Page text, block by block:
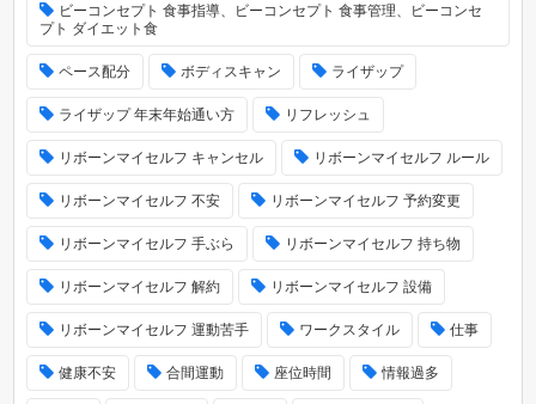
ビーコンセプト 食事指導、ビーコンセプト 食事管理、ビーコンセ
プト ダイエット食
ペース配分 ボディスキャン ライザップ
ライザップ 年末年始通い方 リフレッシュ
リボーンマイセルフ キャンセル リボーンマイセルフ ルール
リボーンマイセルフ 不安 リボーンマイセルフ 予約変更
リボーンマイセルフ 手ぶら リボーンマイセルフ 持ち物
リボーンマイセルフ 解約 リボーンマイセルフ 設備
リボーンマイセルフ 運動苦手 ワークスタイル 仕事
健康不安 合間運動 座位時間 情報過多